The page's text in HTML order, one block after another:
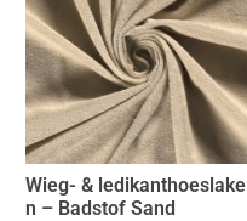
Wieg- & ledikanthoeslake
n – Badstof Sand